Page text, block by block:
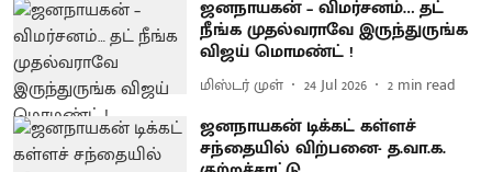
ஜனநாயகன் – விமர்சனம்… தட்
நீங்க முதல்வராவே இருந்துருங்க
விஜய் மொமண்ட் !
மிஸ்டர் முள் 24 Jul 2026 2 min read
ஜனநாயகன் டிக்கட் கள்ளச்
சந்தையில் விற்பனை- த.வா.க.